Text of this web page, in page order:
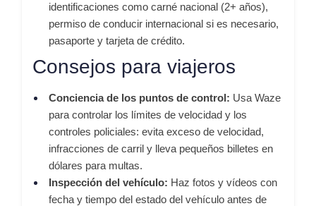
identificaciones como carné nacional (2+ años),
permiso de conducir internacional si es necesario,
pasaporte y tarjeta de crédito.
Consejos para viajeros
Conciencia de los puntos de control: Usa Waze
para controlar los límites de velocidad y los
controles policiales: evita exceso de velocidad,
infracciones de carril y lleva pequeños billetes en
dólares para multas.
Inspección del vehículo: Haz fotos y vídeos con
fecha y tiempo del estado del vehículo antes de